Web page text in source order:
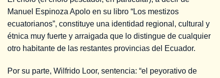
Manuel Espinoza Apolo en su libro “Los mestizos
ecuatorianos”, constituye una identidad regional, cultural y
étnica muy fuerte y arraigada que lo distingue de cualquier
otro habitante de las restantes provincias del Ecuador.
Por su parte, Wilfrido Loor, sentencia: “el peyorativo de